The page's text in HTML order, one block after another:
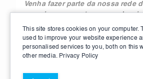
Venha fazer parte da nossa rede
parceiros, aumente sua renda e
entregando com eficiência e
This site stores cookies on your computer.
used to improve your website experience
personalised services to you, both on this
other media. Privacy Policy